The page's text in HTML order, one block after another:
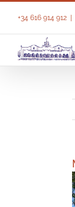
+34 616 914 912